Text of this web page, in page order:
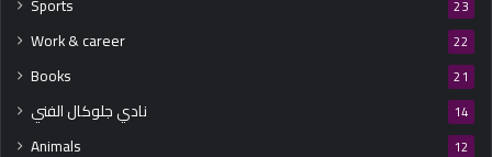
23
Work & career 22
Books 21
نادي جلوكال الفني 14
Animals 12